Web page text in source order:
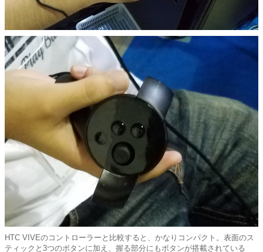
HTC VIVEのコントローラーと比較すると、かなりコンパクト。表面のス
ティックと3つのボタンに加え、握る部分にもボタンが搭載されている